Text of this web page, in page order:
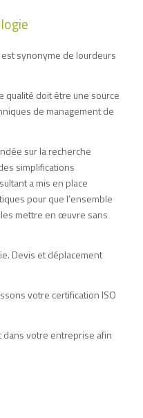
synonyme de lourdeurs
qualité doit être une source
de management de
sur la recherche
simplifications
a mis en place
pour que l’ensemble
mettre en œuvre sans
Devis et déplacement
votre certification ISO
dans votre entreprise afin